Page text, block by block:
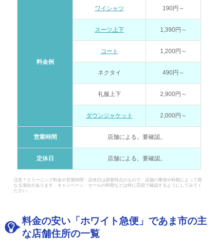
料金例
ワイシャツ 190円～
スーツ上下 1,390円～
コート 1,200円～
ネクタイ 490円～
礼服上下 2,900円～
ダウンジャケット 2,000円～
営業時間 店舗による。要確認。
定休日 店舗による。要確認。
注意＊クリーニング料金や営業時間・店休日は調査時点のもので、店舗の事情や時期によって異
なる場合があります。キャンペーン・セールの時期などは特に店頭で確認するようにしてみてく
ださい。
料金の安い「ホワイト急便」であま市の主
な店舗住所の一覧